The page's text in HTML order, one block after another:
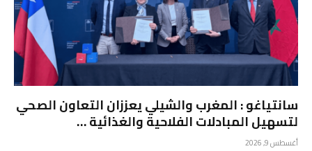
سانتياغو : المغرب والشيلي يعززان التعاون الصحي
لتسهيل المبادلات الفلاحية والغذائية …
أغسطس 9, 2026